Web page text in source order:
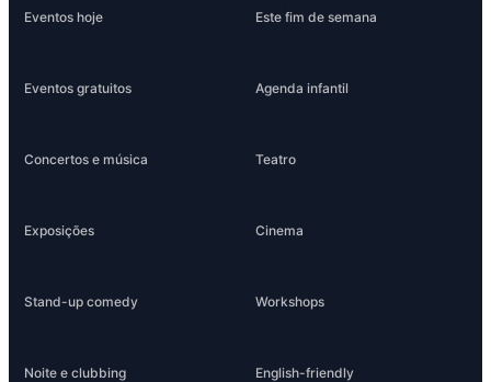
Eventos hoje Este fim de semana
Eventos gratuitos Agenda infantil
Concertos e música Teatro
Exposições Cinema
Stand-up comedy Workshops
Noite e clubbing English-friendly